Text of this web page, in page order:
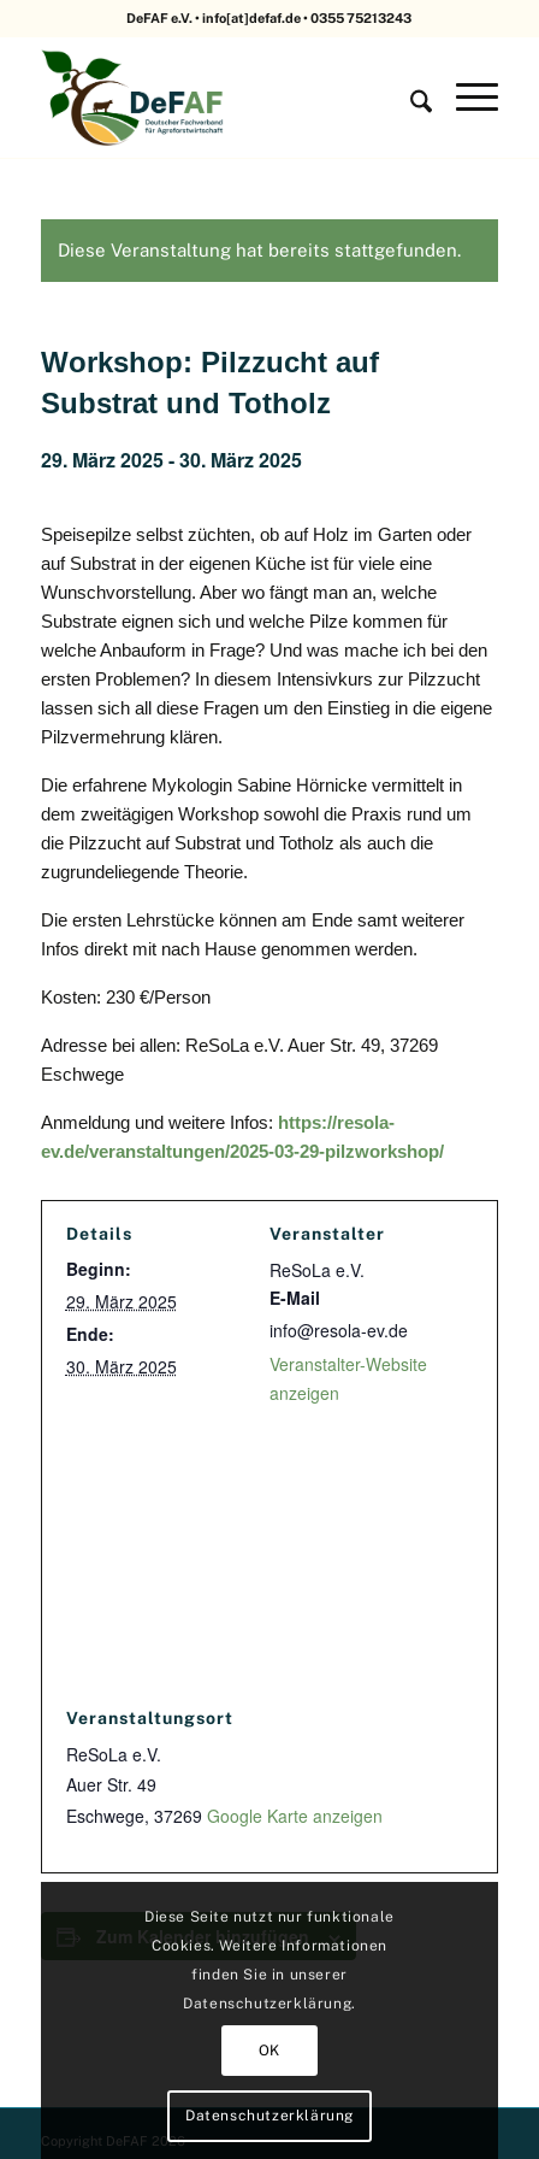
DeFAF e.V. • info[at]defaf.de • 0355 75213243
Diese Veranstaltung hat bereits stattgefunden.
Workshop: Pilzzucht auf
Substrat und Totholz
29. März 2025-30. März 2025
Speisepilze selbst züchten, ob auf Holz im Garten oder
auf Substrat in der eigenen Küche ist für viele eine
Wunschvorstellung. Aber wo fängt man an, welche
Substrate eignen sich und welche Pilze kommen für
welche Anbauform in Frage? Und was mache ich bei den
ersten Problemen? In diesem Intensivkurs zur Pilzzucht
lassen sich all diese Fragen um den Einstieg in die eigene
Pilzvermehrung klären.
Die erfahrene Mykologin Sabine Hörnicke vermittelt in
dem zweitägigen Workshop sowohl die Praxis rund um
die Pilzzucht auf Substrat und Totholz als auch die
zugrundeliegende Theorie.
Die ersten Lehrstücke können am Ende samt weiterer
Infos direkt mit nach Hause genommen werden.
Kosten: 230 €/Person
Adresse bei allen: ReSoLa e.V. Auer Str. 49, 37269
Eschwege
Anmeldung und weitere Infos: https://resola-
ev.de/veranstaltungen/2025-03-29-pilzworkshop/
Details
Beginn:
29. März 2025
Ende:
30. März 2025
Veranstalter
ReSoLa e.V.
E-Mail
info@resola-ev.de
Veranstalter-Website
anzeigen
Veranstaltungsort
ReSoLa e.V.
Auer Str. 49
Eschwege, 37269 Google Karte anzeigen
Zum Kalender hinzufügen
Copyright DeFAF 2026
Diese Seite nutzt nur funktionale
Cookies. Weitere Informationen
finden Sie in unserer
Datenschutzerklärung.
OK
Datenschutzerklärung